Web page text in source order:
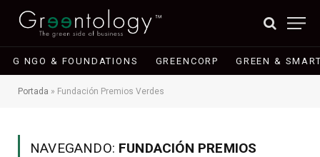
G NGO & FOUNDATIONS GREENCORP GREEN &
Portada » Fundación Premios Verdes
NAVEGANDO: FUNDACIÓN PREMIOS